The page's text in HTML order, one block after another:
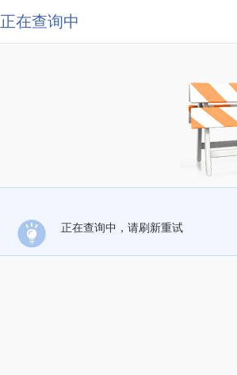
正在查询中
正在查询中，请刷新重试